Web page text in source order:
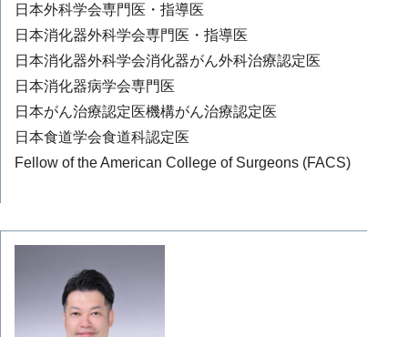
日本外科学会専門医・指導医
日本消化器外科学会専門医・指導医
日本消化器外科学会消化器がん外科治療認定医
日本消化器病学会専門医
日本がん治療認定医機構がん治療認定医
日本食道学会食道科認定医
Fellow of the American College of Surgeons (FACS)